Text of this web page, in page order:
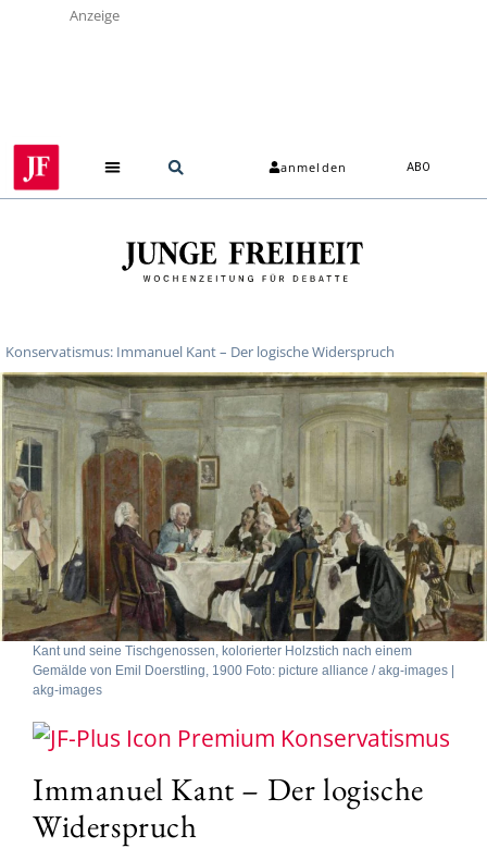
Anzeige
anmelden ABO
Konservatismus: Immanuel Kant – Der logische Widerspruch
Kant und seine Tischgenossen, kolorierter Holzstich nach einem
Gemälde von Emil Doerstling, 1900 Foto: picture alliance / akg-images |
akg-images
Konservatismus
Immanuel Kant – Der logische
Widerspruch